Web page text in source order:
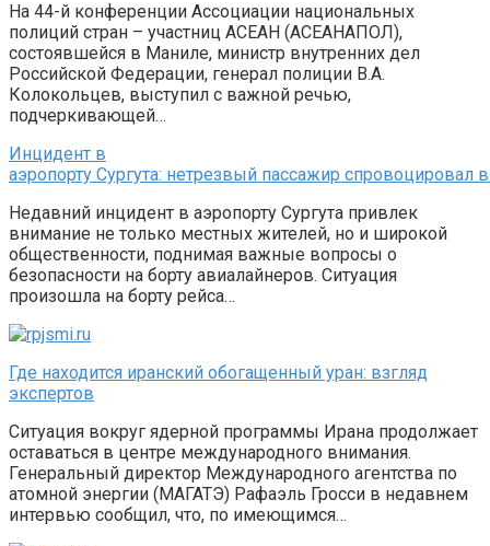
На 44-й конференции Ассоциации национальных
полиций стран – участниц АСЕАН (АСЕАНАПОЛ),
состоявшейся в Маниле, министр внутренних дел
Российской Федерации, генерал полиции В.А.
Колокольцев, выступил с важной речью,
подчеркивающей…
Инцидент в
аэропорту Сургута: нетрезвый пассажир
Недавний инцидент в аэропорту Сургута привлек
внимание не только местных жителей, но и широкой
общественности, поднимая важные вопросы о
безопасности на борту авиалайнеров. Ситуация
произошла на борту рейса…
Где находится иранский обогащенный уран: взгляд
экспертов
Ситуация вокруг ядерной программы Ирана продолжает
оставаться в центре международного внимания.
Генеральный директор Международного агентства по
атомной энергии (МАГАТЭ) Рафаэль Гросси в недавнем
интервью сообщил, что, по имеющимся…